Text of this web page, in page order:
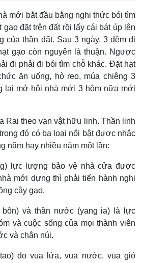
mới bắt đầu bằng nghi thức bói tìm
gạo đặt trên đất rồi lấy cái bát úp lên
của thần đất. Sau 3 ngày, 3 đêm đi
gạo còn nguyên là thuận. Ngược
đi phải đi bói tìm chỗ khác. Ðặt hạt
ăn uống, hò reo, múa chiêng 3
lại mở hội nhà mới 3 hôm nữa mới
Rai theo vạn vật hữu linh. Thần linh
đó có ba loại nổi bật được nhắc
năm hay nhiều năm một lần:
lực lượng bảo vệ nhà cửa được
mới dựng thì phải tiến hành nghi
cây gạo.
bôn) và thần nước (yang ia) là lực
và cuộc sống của mọi thành viên
và chân núi.
do vua lửa, vua nước, vua gió